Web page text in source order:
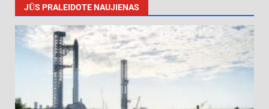
JŪS PRALEIDOTE NAUJIENAS